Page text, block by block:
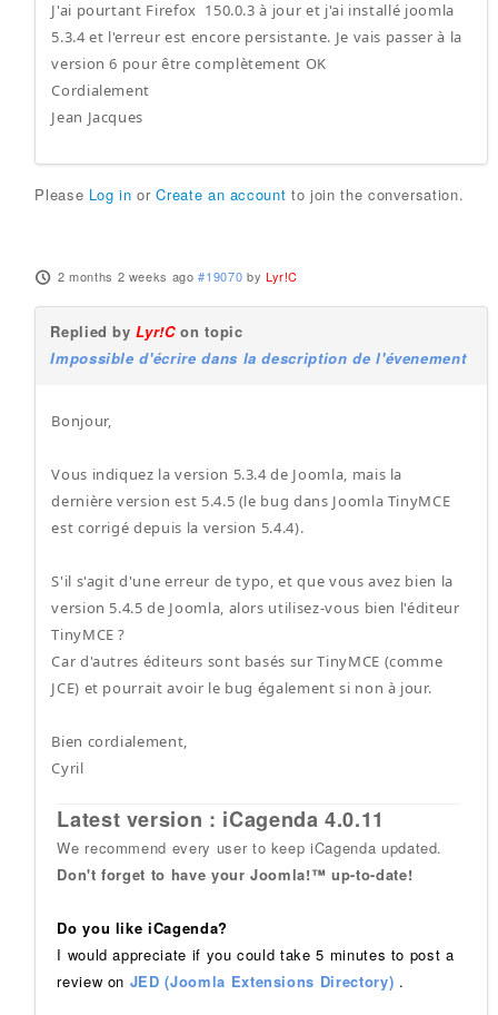
J'ai pourtant Firefox 150.0.3 à jour et j'ai installé joomla
5.3.4 et l'erreur est encore persistante. Je vais passer à la
version 6 pour être complètement OK
Cordialement
Jean Jacques
Please Log in orCreate an account to join the conversation.
2 months 2 weeks ago #19070 by Lyr!C
Replied byLyr!Con topic
Impossible d'écrire dans la description de l'évenement
Bonjour,
Vous indiquez la version 5.3.4 de Joomla, mais la
dernière version est 5.4.5 (le bug dans Joomla TinyMCE
est corrigé depuis la version 5.4.4).
S'il s'agit d'une erreur de typo, et que vous avez bien la
version 5.4.5 de Joomla, alors utilisez-vous bien l'éditeur
TinyMCE ?
Car d'autres éditeurs sont basés sur TinyMCE (comme
JCE) et pourrait avoir le bug également si non à jour.
Bien cordialement,
Cyril
Latest version : iCagenda 4.0.11
We recommend every user to keep iCagenda updated.
Don't forget to have your Joomla!™ up-to-date!
Do you like iCagenda?
I would appreciate if you could take 5 minutes to post a
review on JED (Joomla Extensions Directory) .